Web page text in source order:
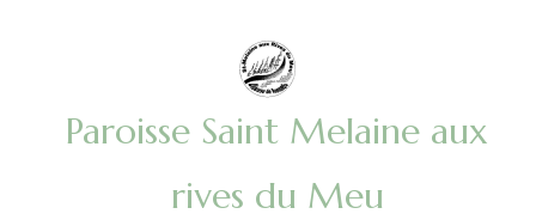
Paroisse Saint Melaine aux
rives du Meu